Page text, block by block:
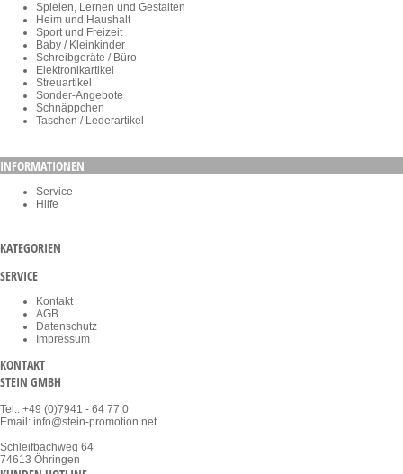
Spielen, Lernen und Gestalten
Heim und Haushalt
Sport und Freizeit
Baby / Kleinkinder
Schreibgeräte / Büro
Elektronikartikel
Streuartikel
Sonder-Angebote
Schnäppchen
Taschen / Lederartikel
INFORMATIONEN
Service
Hilfe
KATEGORIEN
SERVICE
Kontakt
AGB
Datenschutz
Impressum
KONTAKT
STEIN GMBH
Tel.: +49 (0)7941 - 64 77 0
Email: info@stein-promotion.net
Schleifbachweg 64
74613 Öhringen